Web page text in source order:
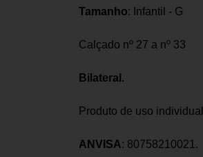
Tamanho: Infantil - G
Calçado nº 27 a nº 33
Bilateral.
Produto de uso individual
ANVISA: 80758210021.